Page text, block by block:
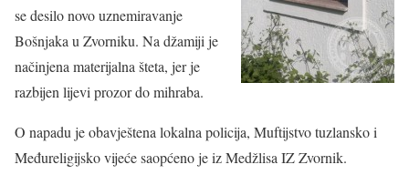
se desilo novo uznemiravanje
Bošnjaka u Zvorniku. Na džamiji je
načinjena materijalna šteta, jer je
razbijen lijevi prozor do mihraba.
O napadu je obavještena lokalna policija, Muftijstvo tuzlansko i
Međureligijsko vijeće saopćeno je iz Medžlisa IZ Zvornik.